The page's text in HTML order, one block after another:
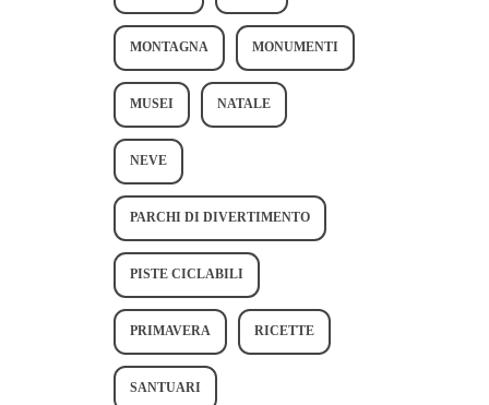
MONTAGNA MONUMENTI
MUSEI NATALE
NEVE
PARCHI DI DIVERTIMENTO
PISTE CICLABILI
PRIMAVERA RICETTE
SANTUARI